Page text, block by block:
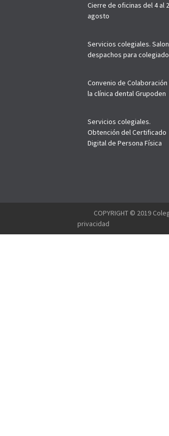
Cierre de oficinas del 4 al
agosto
Servicios colegiales.
despachos para
Convenio de Colaboración
la clínica dental Grupoden
Servicios colegiales.
Obtención del Certificado
Digital de Persona Física
COPYRIGHT © 2019
privacidad